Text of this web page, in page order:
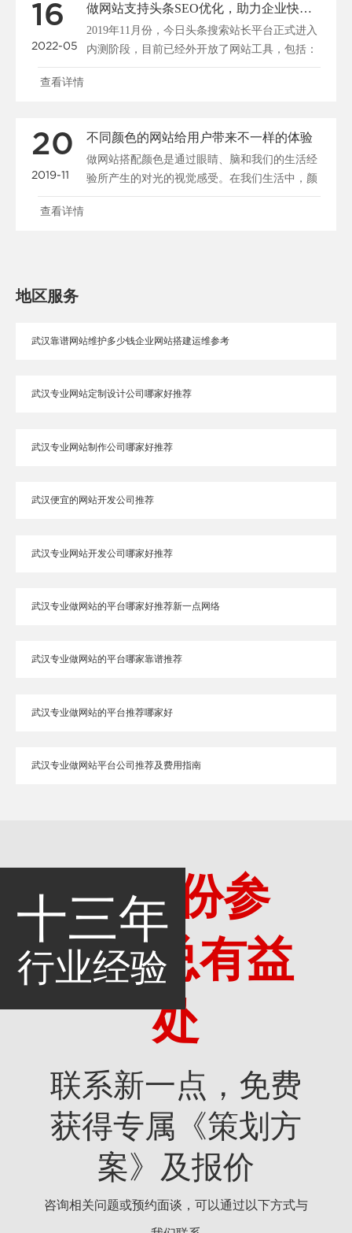
16
2022-05
做网站支持头条SEO优化，助力企业快速布局移动端全网搜索
2019年11月份，今日头条搜索站长平台正式进入
内测阶段，目前已经外开放了网站工具，包括：
站点管理、......
查看详情
20
2019-11
不同颜色的网站给用户带来不一样的体验
做网站搭配颜色是通过眼睛、脑和我们的生活经
验所产生的对光的视觉感受。在我们生活中，颜
色和人的情绪是密......
查看详情
地区服务
武汉靠谱网站维护多少钱企业网站搭建运维参考
武汉专业网站定制设计公司哪家好推荐
武汉专业网站制作公司哪家好推荐
武汉便宜的网站开发公司推荐
武汉专业网站开发公司哪家好推荐
武汉专业做网站的平台哪家好推荐新一点网络
武汉专业做网站的平台哪家靠谱推荐
武汉专业做网站的平台推荐哪家好
武汉专业做网站平台公司推荐及费用指南
十三年
行业经验
多一份参
考，总有益
处
联系新一点，免费
获得专属《策划方
案》及报价
咨询相关问题或预约面谈，可以通过以下方式与